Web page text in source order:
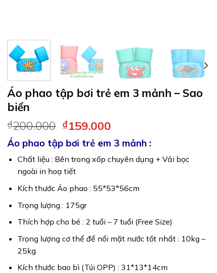
Áo phao tập bơi trẻ em 3 mảnh – Sao
biển
₫200.000 ₫159.000
Áo phao tập bơi trẻ em 3 mảnh :
Chất liệu : Bên trong xốp chuyên dụng + Vải bọc
ngoài in hoạ tiết
Kích thước Áo phao : 55*53*56cm
Trọng lượng : 175gr
Thích hợp cho bé : 2 tuổi – 7 tuổi (Free Size)
Trọng lượng cơ thể để nổi mặt nước tốt nhất : 10kg –
25kg
Kích thước bao bì (Túi OPP) : 31*13*14cm